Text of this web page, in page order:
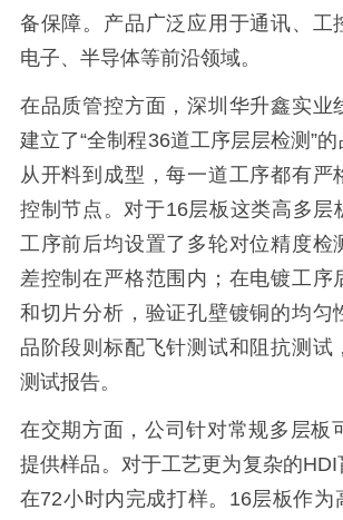
备保障。产品广泛应用于通讯、工
电子、半导体等前沿领域。
在品质管控方面，深圳华升鑫实业
建立了“全制程36道工序层层检测”的
从开料到成型，每一道工序都有严
控制节点。对于16层板这类高多层
工序前后均设置了多轮对位精度检
差控制在严格范围内；在电镀工序
和切片分析，验证孔壁镀铜的均匀
品阶段则标配飞针测试和阻抗测试
测试报告。
在交期方面，公司针对常规多层板
提供样品。对于工艺更为复杂的
在72小时内完成打样。16层板作为